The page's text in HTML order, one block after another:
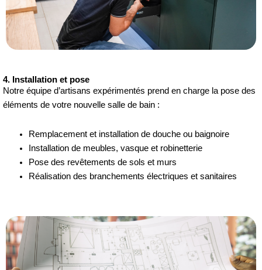
4. Installation et pose
Notre équipe d’artisans expérimentés prend en charge la pose des
éléments de votre nouvelle salle de bain :
Remplacement et installation de douche ou baignoire
Installation de meubles, vasque et robinetterie
Pose des revêtements de sols et murs
Réalisation des branchements électriques et sanitaires